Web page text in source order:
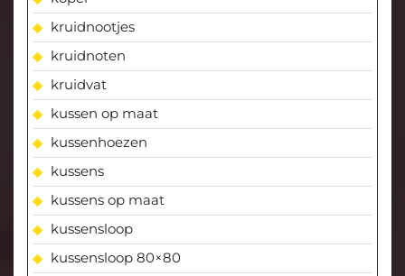
kruidnootjes
kruidnoten
kruidvat
kussen op maat
kussenhoezen
kussens
kussens op maat
kussensloop
kussensloop 80×80